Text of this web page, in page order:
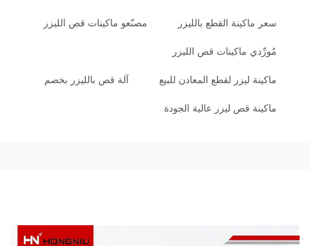
سعر ماكينة القطع بالليزر مصنّعو ماكينات قص الليزر
مُورِّدي ماكينات قص الليزر
ماكينة ليزر لقطع المعادن للبيع آلة قص بالليزر بخصم
ماكينة قص ليزر عالية الجودة